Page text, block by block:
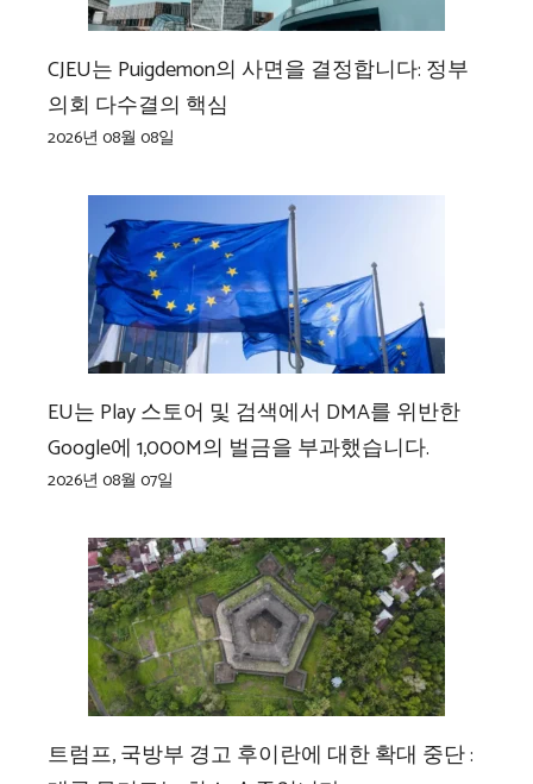
CJEU는 Puigdemon의 사면을 결정합니다: 정부
의회 다수결의 핵심
2026년 08월 08일
EU는 Play 스토어 및 검색에서 DMA를 위반한
Google에 1,000M의 벌금을 부과했습니다.
2026년 08월 07일
트럼프, 국방부 경고 후이란에 대한 확대 중단 :